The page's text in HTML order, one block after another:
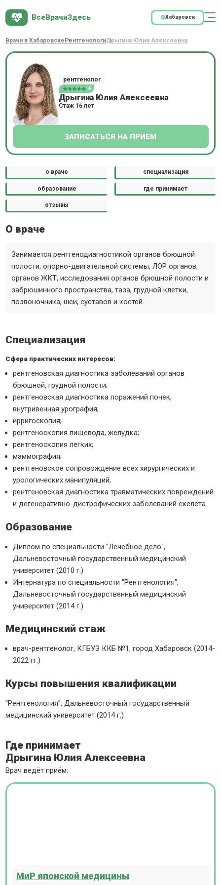
ВсеВрачиЗдесь Хабаровск
Врачи в Хабаровске РентгенологиДрыгина Юлия Алексеевна
рентгенолог
4
Дрыгина Юлия Алексеевна
Стаж 16 лет
ЗАПИСАТЬСЯ НА ПРИЕМ
о враче специализация
образование где принимает
отзывы
О враче
Занимается рентгенодиагностикой органов брюшной
полости, опорно-двигательной системы, ЛОР органов,
органов ЖКТ, исследования органов брюшной полости и
забрюшинного пространства, таза, грудной клетки,
позвоночника, шеи, суставов и костей.
Специализация
Сфера практических интересов:
рентгеновская диагностика заболеваний органов
брюшной, грудной полости;
рентгеновская диагностика поражений почек,
внутривенная урография;
ирригоскопия;
рентгеноскопия пищевода, желудка;
рентгеноскопия легких;
маммография;
рентгеновское сопровождение всех хирургических и
урологических манипуляций;
рентгеновская диагностика травматических повреждений
и дегенеративно-дистрофических заболеваний скелета.
Образование
Диплом по специальности "Лечебное дело",
Дальневосточный государственный медицинский
университет (2010 г.)
Интернатура по специальности "Рентгенология",
Дальневосточный государственный медицинский
университет (2014 г.)
Медицинский стаж
врач-рентгенолог, КГБУЗ ККБ №1, город Хабаровск (2014-
2022 гг.)
Курсы повышения квалификации
"Рентгенология", Дальневосточный государственный
медицинский университет (2014 г.)
Где принимает
Дрыгина Юлия Алексеевна
Врач ведёт приём:
МиР японской медицины